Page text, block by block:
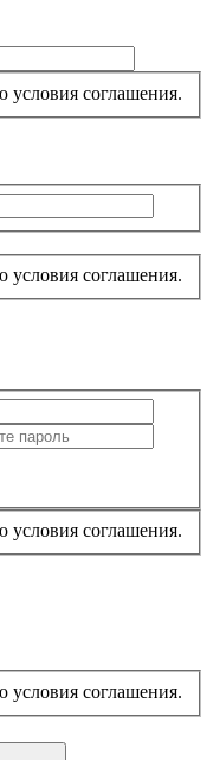
соглашения.
соглашения.
соглашения.
соглашения.